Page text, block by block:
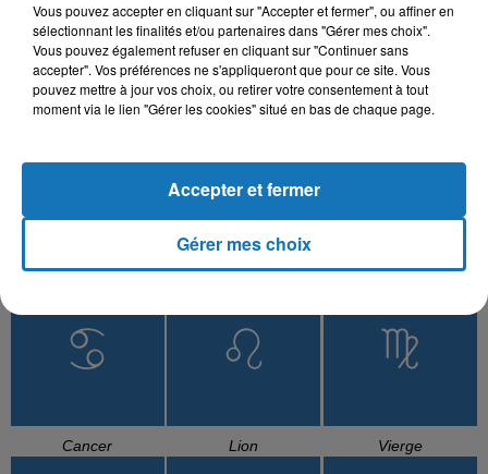
L'HOROSCOPE
Cancer Lion Vierge
Vous pouvez accepter en cliquant sur "Accepter et fermer", ou affiner en
sélectionnant les finalités et/ou partenaires dans "Gérer mes choix".
Vous pouvez également refuser en cliquant sur "Continuer sans
accepter". Vos préférences ne s'appliqueront que pour ce site. Vous
pouvez mettre à jour vos choix, ou retirer votre consentement à tout
moment via le lien "Gérer les cookies" situé en bas de chaque page.
Gérer mes choix
Accepter et fermer